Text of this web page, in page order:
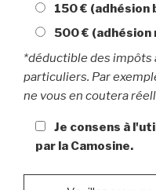
150 €
500 € (adhésion
*déductible des impôts
particuliers. Par
ne vous en coutera
Je consens à
par la Camosine.